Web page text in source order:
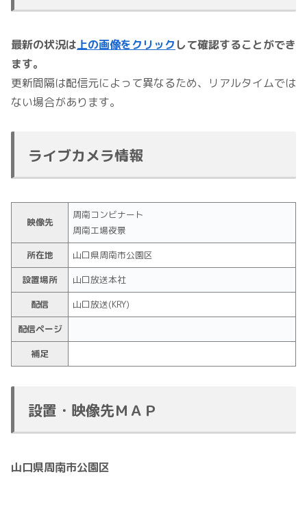
最新の状況は上の画像をクリック して確認することができ
ます。
更新間隔は配信元によって異なるため、リアルタイムでは
ない場合があります。
ライブカメラ情報
映像先
周南コンビナート
周南工場夜景
所在地
山口県周南市公園区
設置場所
山口放送本社
配信
山口放送(KRY)
配信ページ
補足
設置・映像先ＭＡＰ
山口県周南市公園区